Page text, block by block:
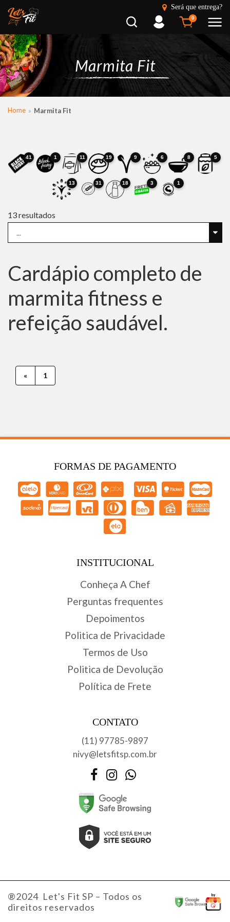
Será que entrega?
Busca Entrar 0
Marmita Fit
Home Marmita Fit
41 1 11 19 9 6 8 5
13 31 18 3 1
13resultados
Cardápio completo de
marmita fitness e
refeição saudável.
« 1
FORMAS DE PAGAMENTO
INSTITUCIONAL
Conheça A Chef
Perguntas frequentes
Depoimentos
Politica de Privacidade
Termos de Uso
Politica de Devolução
Política de Frete
CONTATO
(11) 97785-9897
nivy@letsfitsp.com.br
FacebookInstagramWhatsApp
®2024 Let's Fit SP – Todos os
direitos reservados